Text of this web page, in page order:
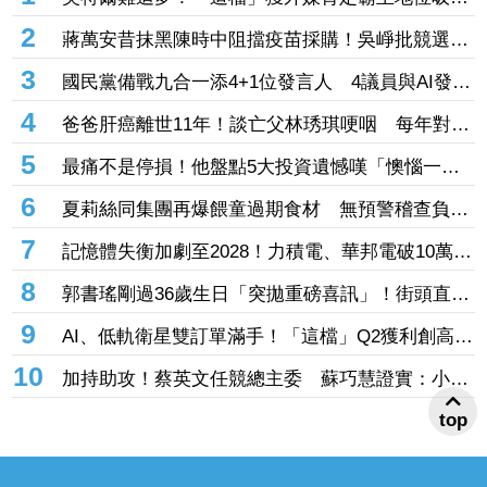
1
英特爾難追夢！「這檔」獲外媒肯定霸主地位吸
290億奪成交王 南亞科擴產、單月營收創高同受
矚
2
蔣萬安昔抹黑陳時中阻擋疫苗採購！吳崢批競選手
法一致：操作陰謀論傷害社會
3
國民黨備戰九合一添4+1位發言人 4議員與AI發言
人鄭小文入陣
4
爸爸肝癌離世11年！談亡父林琇琪哽咽 每年對遺
物說「父親節快樂」
5
最痛不是停損！他盤點5大投資遺憾嘆「懊惱一輩
子」 網笑：乖乖把錢存銀行
6
夏莉絲同集團再爆餵童過期食材 無預警稽查負責
人卻在場等？蔣萬安回應了
7
記憶體失衡加劇至2028！力積電、華邦電破10萬張
買單瘋搶 「面板指標廠」甜甜價出現暫居成交王
8
郭書瑤剛過36歲生日「突拋重磅喜訊」！街頭直擊
穿緊身旗袍 辣秀大片美背
9
AI、低軌衛星雙訂單滿手！「這檔」Q2獲利創高、
加持助攻！蔡英文任競總主委 蘇巧慧證實：小英
早已一口答應
top